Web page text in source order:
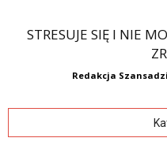
STRESUJE SIĘ I NIE
Redakcja